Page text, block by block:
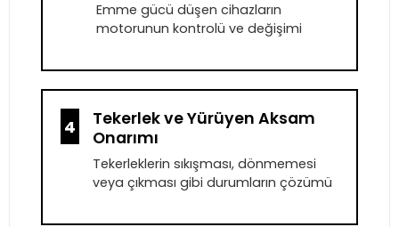
Emme gücü düşen cihazların
motorunun kontrolü ve değişimi
4
Tekerlek ve Yürüyen Aksam
Onarımı
Tekerleklerin sıkışması, dönmemesi
veya çıkması gibi durumların çözümü